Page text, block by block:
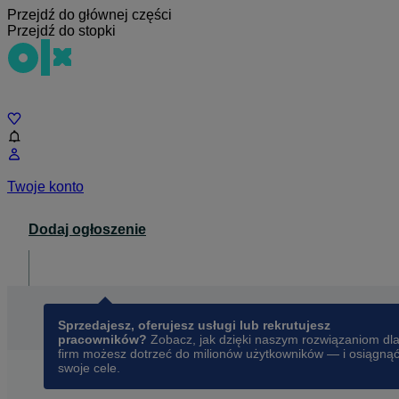
Przejdź do głównej części
Przejdź do stopki
Twoje konto
Dodaj ogłoszenie
Sprzedajesz, oferujesz usługi lub rekrutujesz
pracowników? Zobacz, jak dzięki naszym rozwiązaniom dla
firm możesz dotrzeć do milionów użytkowników — i osiągnąć
swoje cele.